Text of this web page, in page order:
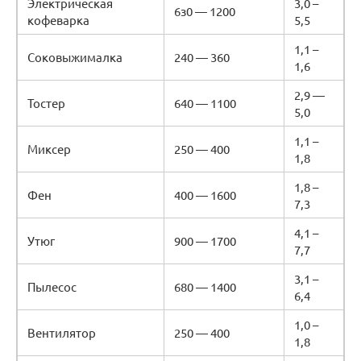
кофеварка
6з0 — 1200
5,5
Соковыжималка 240 — 360
1,1 –
1,6
Тостер 640 — 1100
2,9 —
5,0
Миксер 250 — 400
1,1 –
1,8
Фен 400 — 1600
1,8 –
7,3
Утюг 900 — 1700
4,1 –
7,7
Пылесос 680 — 1400
3,1 –
6,4
Вентилятор 250 — 400
1,0 –
1,8